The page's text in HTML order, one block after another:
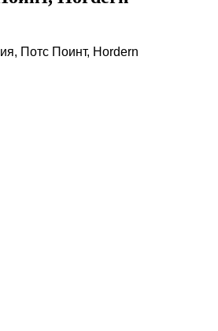
Потс Поинт, Hordern